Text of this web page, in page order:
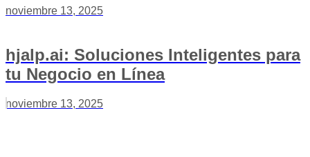
noviembre 13, 2025
hjalp.ai: Soluciones Inteligentes para
tu Negocio en Línea
noviembre 13, 2025